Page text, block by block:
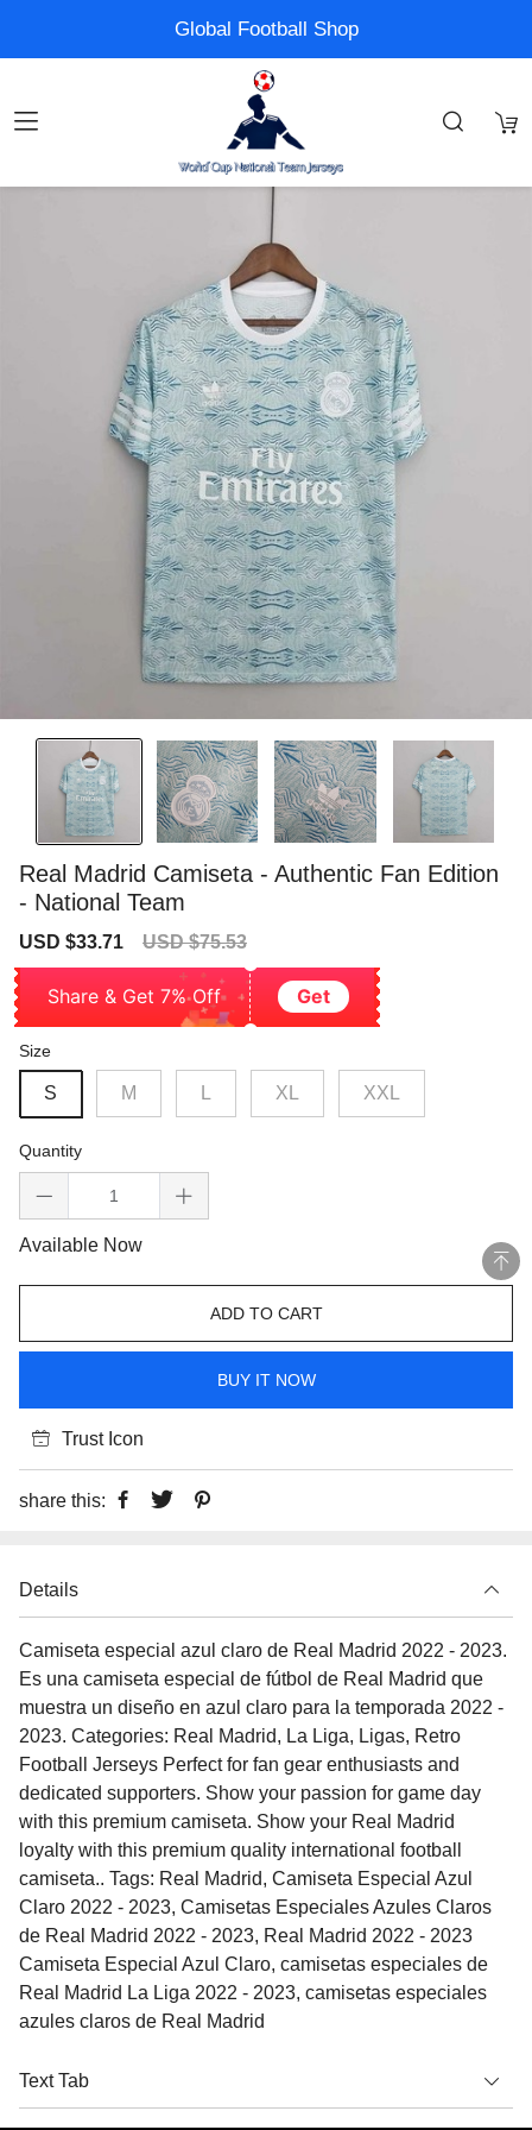
Global Football Shop
Real Madrid Camiseta - Authentic Fan Edition
- National Team
Sale
USD $33.71
Regular
USD $75.53
Share & Get 7% Off Get
Size
S M XL XXL
Quantity
Available Now
ADD TO CART
BUY IT NOW
Trust Icon
share this:
Details
Camiseta especial azul claro de Real Madrid 2022 - 2023.
Es una camiseta especial de fútbol de Real Madrid que
muestra un diseño en azul claro para la temporada 2022 -
2023. Categories: Real Madrid, La Liga, Ligas, Retro
Football Jerseys Perfect for fan gear enthusiasts and
dedicated supporters. Show your passion for game day
with this premium camiseta. Show your Real Madrid
loyalty with this premium quality international football
camiseta.. Tags: Real Madrid, Camiseta Especial Azul
Claro 2022 - 2023, Camisetas Especiales Azules Claros
de Real Madrid 2022 - 2023, Real Madrid 2022 - 2023
Camiseta Especial Azul Claro, camisetas especiales de
Real Madrid La Liga 2022 - 2023, camisetas especiales
azules claros de Real Madrid
Text Tab